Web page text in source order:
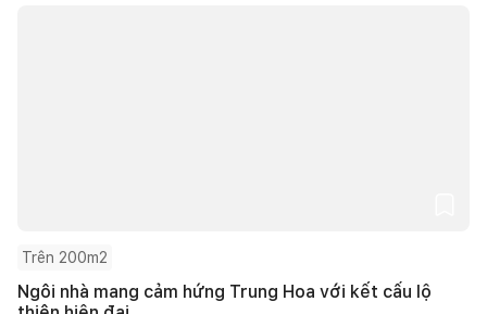
Trên 200m2
Ngôi nhà mang cảm hứng Trung Hoa với kết cấu lộ